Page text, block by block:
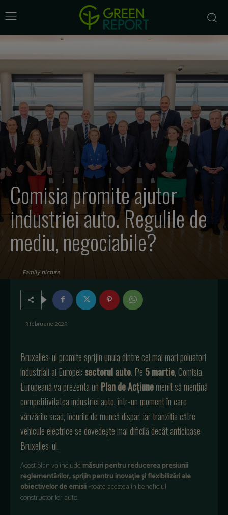
Comisia promite ajutor
industriei auto. Regulile de
mediu, negociabile?
Family picture
3 februarie 2025
Bruxelles-ul promite sprijin unuia dintre cei mai mari poluatori
industriali ai Europei: sectorul auto. Pe 5 martie, Comisia
Europeană va prezenta un Plan de Acțiunemenit să mențină
competitivitatea industriei auto, într-un moment în care
vânzările scad, locurile de muncă dispar, iar tranziția către
vehicule electrice se dovedește mai dificilă decât anticipase
Bruxelles-ul.
Acest plan va include măsuri pentru reducerea presiunii
reglementărilor, sprijin pentru inovație și flexibilizări ale
obiectivelor de emisii –toate acestea în beneficiul
constructorilor auto.